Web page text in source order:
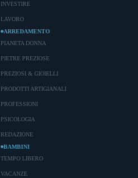
INVESTIRE
LAVORO
ARREDAMENTO
PIANETA DONNA
PIETRE PREZIOSE
PREZIOSI & GIOIELLI
PRODOTTI ARTIGIANALI
PROFESSIONI
PSICOLOGIA
REDAZIONE
BAMBINI
TEMPO LIBERO
VACANZE